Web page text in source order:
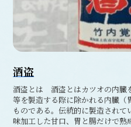
酒盗
酒盗とは 酒盗とはカツオの内臓
等を製造する際に除かれる内臓
ものである。伝統的に製造され
味加工した甘口、胃と腸だけで熟